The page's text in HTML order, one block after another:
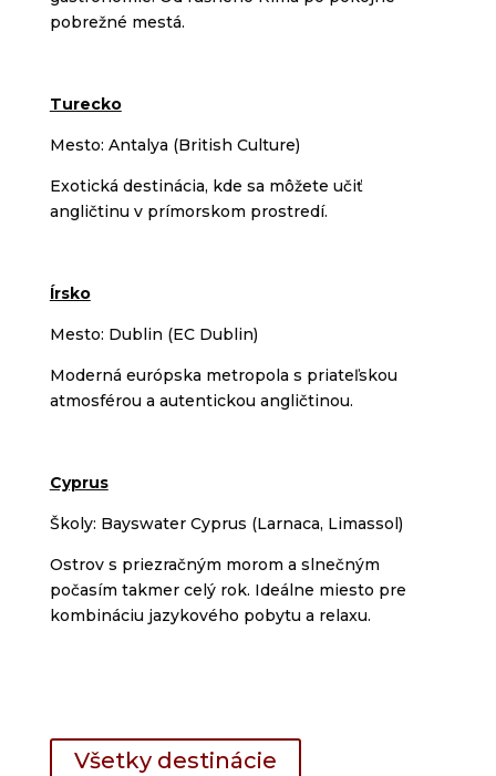
pobrežné mestá.
Turecko
Mesto: Antalya (British Culture)
Exotická destinácia, kde sa môžete učiť
angličtinu v prímorskom prostredí.
Írsko
Mesto: Dublin (EC Dublin)
Moderná európska metropola s priateľskou
atmosférou a autentickou angličtinou.
Cyprus
Školy: Bayswater Cyprus (Larnaca, Limassol)
Ostrov s priezračným morom a slnečným
počasím takmer celý rok. Ideálne miesto pre
kombináciu jazykového pobytu a relaxu.
Všetky destinácie